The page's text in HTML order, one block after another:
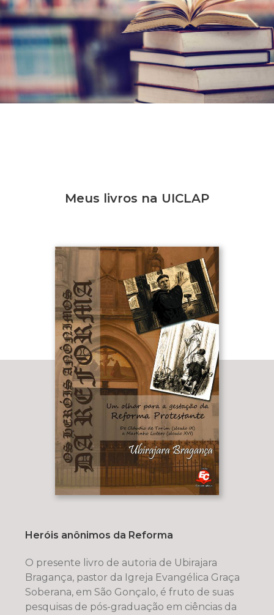
Meus livros na UICLAP
Heróis anônimos da Reforma
O presente livro de autoria de Ubirajara
Bragança, pastor da Igreja Evangélica Graça
Soberana, em São Gonçalo, é fruto de suas
pesquisas de pós-graduação em ciências da